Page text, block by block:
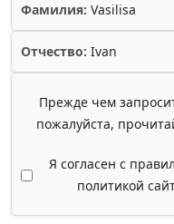
Фамилия: Vasilisa
Отчество: Ivan
Прежде чем
пожалуйста,
Я согласен с
политикой